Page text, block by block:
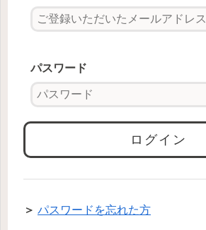
パスワード
＞ パスワードを忘れた方